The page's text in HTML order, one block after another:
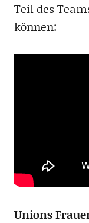
Teil des
können:
Unions